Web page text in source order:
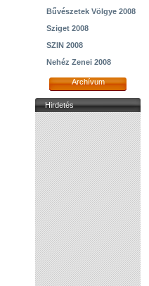
Bűvészetek Völgye 2008
Sziget 2008
SZIN 2008
Nehéz Zenei 2008
Archívum
Hirdetés